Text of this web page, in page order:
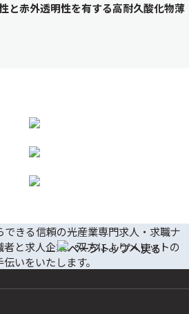
と赤外透明性を有する高耐久酸化物薄